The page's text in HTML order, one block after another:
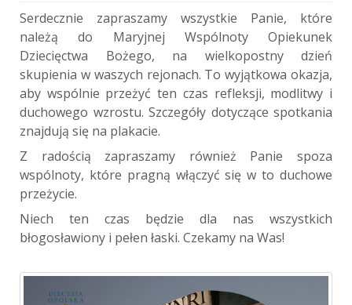
Serdecznie zapraszamy wszystkie Panie, które
należą do Maryjnej Wspólnoty Opiekunek
Dziecięctwa Bożego, na wielkopostny dzień
skupienia w waszych rejonach. To wyjątkowa okazja,
aby wspólnie przeżyć ten czas refleksji, modlitwy i
duchowego wzrostu. Szczegóły dotyczące spotkania
znajdują się na plakacie.
Z radością zapraszamy również Panie spoza
wspólnoty, które pragną włączyć się w to duchowe
przeżycie.
Niech ten czas będzie dla nas wszystkich
błogosławiony i pełen łaski. Czekamy na Was!